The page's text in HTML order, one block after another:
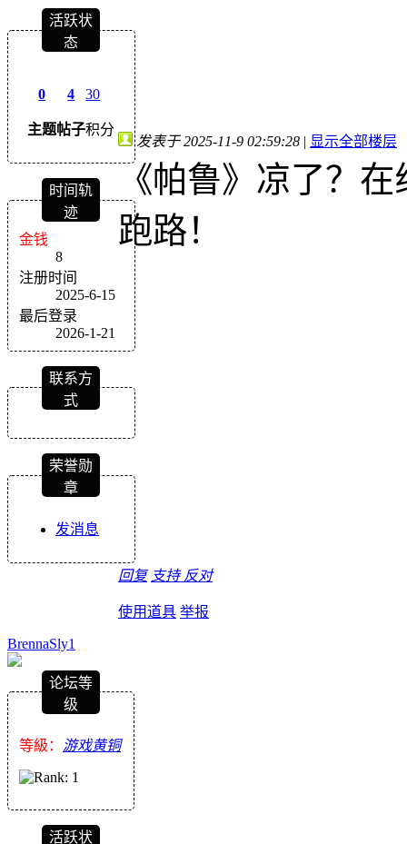
活跃状
态
0
主题
4
帖子
30
积分
时间轨
迹
金钱
8
注册时间
2025-6-15
最后登录
2026-1-21
联系方
式
荣誉勋
章
发消息
发表于 2025-11-9 02:59:28 | 显示全部楼层
《帕鲁》凉了？
跑路！
回复 支持 反对
使用道具 举报
BrennaSly1
论坛等
级
等級： 游戏黄铜
活跃状